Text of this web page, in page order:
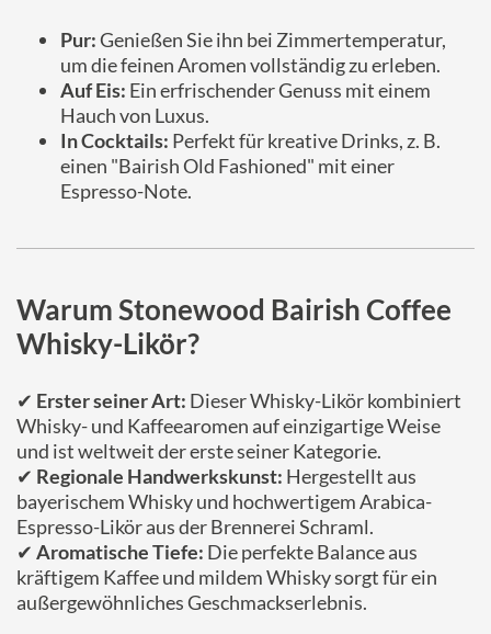
Pur:Genießen Sie ihn bei Zimmertemperatur,
um die feinen Aromen vollständig zu erleben.
Auf Eis: Ein erfrischender Genuss mit einem
Hauch von Luxus.
In Cocktails: Perfekt für kreative Drinks, z. B.
einen "Bairish Old Fashioned" mit einer
Espresso-Note.
Warum Stonewood Bairish Coffee
Whisky-Likör?
✔ Erster seiner Art: Dieser Whisky-Likör kombiniert
Whisky- und Kaffeearomen auf einzigartige Weise
und ist weltweit der erste seiner Kategorie.
✔ Regionale Handwerkskunst: Hergestellt aus
bayerischem Whisky und hochwertigem Arabica-
Espresso-Likör aus der Brennerei Schraml.
✔ Aromatische Tiefe: Die perfekte Balance aus
kräftigem Kaffee und mildem Whisky sorgt für ein
außergewöhnliches Geschmackserlebnis.